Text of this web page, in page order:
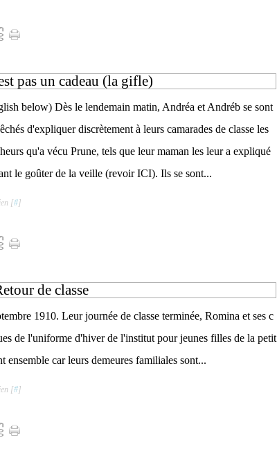
pas un cadeau (la gifle)
below) Dès le lendemain matin, Andréa et Andréb se sont
d'expliquer discrètement à leurs camarades de classe les
qu'a vécu Prune, tels que leur maman les leur a expliqué
le goûter de la veille (revoir ICI). Ils se sont...
[#]
de classe
1910. Leur journée de classe terminée, Romina et ses c
de l'uniforme d'hiver de l'institut pour jeunes filles de la petit
car leurs demeures familiales sont...
[#]